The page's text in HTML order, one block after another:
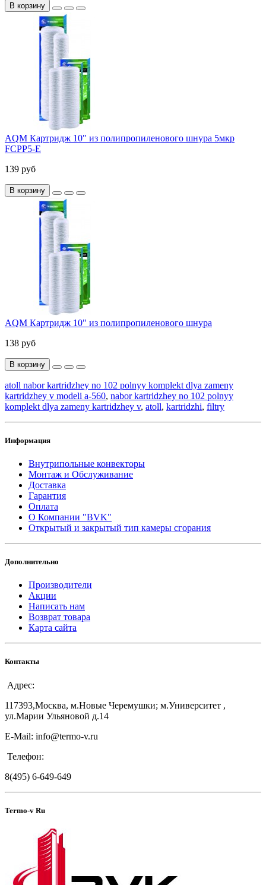
В корзину
AQM Картридж 10" из полипропиленового шнура 5мкр
FCPP5-E
139 руб
В корзину
AQM Картридж 10" из полипропиленового шнура
138 руб
В корзину
atoll nabor kartridzhey no 102 polnyy komplekt dlya zameny
kartridzhey v modeli a-560, nabor kartridzhey no 102 polnyy
komplekt dlya zameny kartridzhey v, atoll, kartridzhi, filtry
Информация
Внутрипольные конвекторы
Монтаж и Обслуживание
Доставка
Гарантия
Оплата
О Компании "BVK"
Открытый и закрытый тип камеры сгорания
Дополнительно
Производители
Акции
Написать нам
Возврат товара
Карта сайта
Контакты
Адрес:
117393,Москва, м.Новые Черемушки; м.Университет ,
ул.Марии Ульяновой д.14
E-Mail: info@termo-v.ru
Телефон:
8(495) 6-649-649
Termo-v Ru